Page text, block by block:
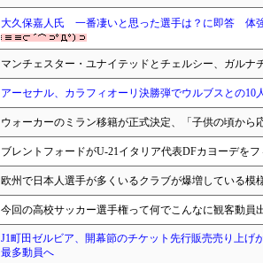
大久保嘉人氏 一番凄いと思った選手は？に即答 体強
マンチェスター・ユナイテッドとチェルシー、ガル
アーセナル、カラフィオーリ決勝弾でウルブスとの10
ウォーカーのミラン移籍が正式決定、「子供の頃から
ブレントフォードがU-21イタリア代表DFカヨーデを
欧州で日本人選手が多くいるクラブが爆増している模
今回の高校サッカー選手権って何でこんなに観客動員
J1町田ゼルビア、開幕節のチケット先行販売売り上
最多動員へ